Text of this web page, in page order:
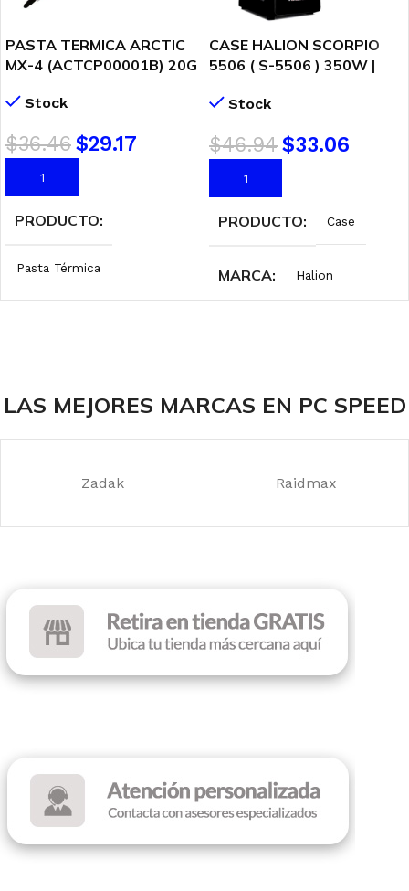
PASTA TERMICA ARCTIC
MX-4 (ACTCP00001B) 20G
Stock
$36.46$29.17
AÑADIR AL CARRITO
PRODUCTO
Pasta Térmica
CASE HALION SCORPIO
5506 ( S-5506 ) 350W |
Stock
$46.94$33.06
AÑADIR AL CARRITO
PRODUCTO Case
MARCA Halion
EXPANCIÓN
LAS MEJORES MARCAS EN PC SPEED
Zadak Raidmax